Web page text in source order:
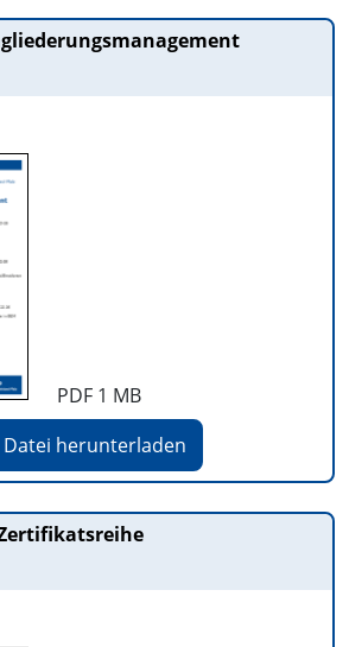
PDF 1 MB
Datei herunterladen